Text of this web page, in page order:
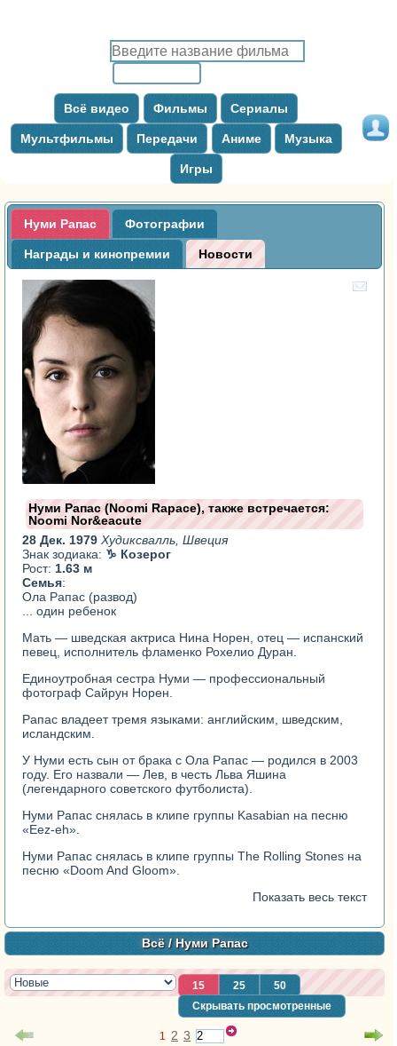
Всё видео Фильмы Сериалы
Мультфильмы Передачи Аниме Музыка
Игры
Нуми Рапас Фотографии
Награды и кинопремии Новости
Нуми Рапас (Noomi Rapace), также встречается:
Noomi Nor&eacute
28 Дек. 1979 Худиксвалль, Швеция
Знак зодиака: ♑ Козерог
Рост: 1.63 м
Семья:
Ола Рапас (развод)
... один ребенок
Мать — шведская актриса Нина Норен , отец — испанский
певец, исполнитель фламенко Рохелио Дуран
Единоутробная сестра Нуми — профессиональный
фотографСайрун Норен
Рапас владеет тремя языками: английским, шведским,
исландским.
У Нуми есть сын от брака сОла Рапас — родился в 2003
году. Его назвали — Лев, в честьЛьва Яшина
(легендарного советского футболиста).
Нуми Рапас снялась в клипе группы Kasabian на песню
«Eez-eh».
Нуми Рапас снялась в клипе группыThe Rolling Stones на
песню «Doom And Gloom».
Показать весь текст
Всё/ Нуми Рапас
15 25
50
Скрывать просмотренные
1 2 3